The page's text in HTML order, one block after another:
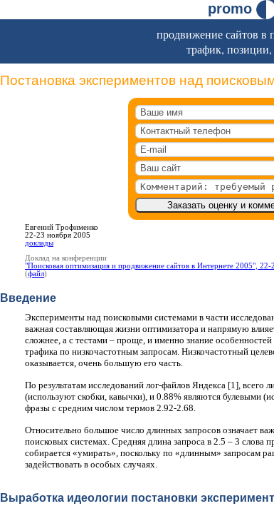
promo
продвижение сайтов в
трафик, позиции,
Постановка экспериментов над
Евгений Трофименко
22-23 ноября 2005
доклады
Доклад на конференции
"Поисковая оптимизация и продвижение сайтов в Интернете 2005", 22-
(файл)
Введение
Эксперименты над поисковыми системами в части
важная составляющая жизни оптимизатора и напрямую
сложнее, а с тестами – проще, и именно знание
трафика по низкочастотным запросам. Низкочастотный
оказывается, очень большую его часть.
По результатам исследований лог-файлов Яндекса [1],
(используют скобки, кавычки), и 0.88% являются булевыми
фразы с средним числом термов 2.92-2.68.
Относительно большое число длинных запросов означает
поисковых системах. Средняя длина запроса в 2.5 – 3 слова
собирается «умирать», поскольку по «длинным» запросам
задействовать в особых случаях.
Выработка идеологии постановки